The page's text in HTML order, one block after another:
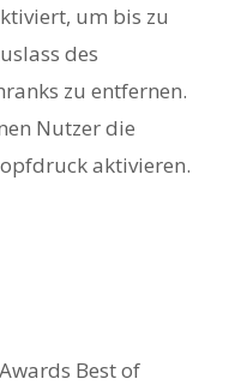
um bis zu
des
zu entfernen.
Nutzer die
aktivieren.
Best of